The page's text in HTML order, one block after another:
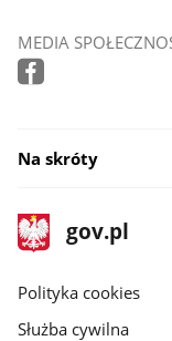
MEDIA
Na skróty
stopka
gov.pl
Strona
gov.pl
gov.pl
Polityka cookies
Służba cywilna